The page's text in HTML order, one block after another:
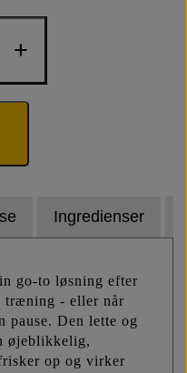
+
Ingredienser
go-to løsning efter
træning - eller når
pause. Den lette og
øjeblikkelig,
op og virker